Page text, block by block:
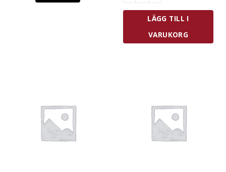
LÄGG TILL I
VARUKORG